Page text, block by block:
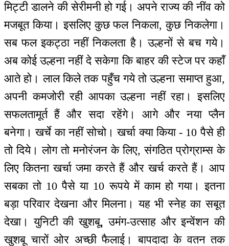
मिट्टी डालने की सेरीमनी हो गई। अपने राज्य की नींव को
मजबूत किया। इसलिए कुछ फल निकला, कुछ निकलेगा।
सब फल इकट्ठा नहीं निकलता है। उल्हनों से बच गये।
अब कोई उल्हना नहीं दे सकेगा कि बाहर की स्टेज पर कहाँ
आते हो। लाल किले तक पहुँच गये तो उल्हना समाप्त हुआ,
अपनी कमजोरी रही आपका उल्हना नहीं रहा। इसलिए
सफलतामूर्त हैं और सदा रहेंगे। आगे और नया प्लैन
बनेगा। खर्चे का नहीं सोचो। खर्चा क्या किया - 10 पैसे ही
तो दिये। लोग तो मनोरंजन के लिए, संगठित प्रोग्राम्स के
लिए कितना खर्चा जमा करते हैं और खर्च करते हैं। आप
सबका तो 10 पैसे या 10 रूपये में काम हो गया। इतना
बड़ा परिवार देखना और मिलना। यह भी स्नेह का सबूत
देखा। युनिटी की खुशबू, उमंग-उत्साह और इन्वेंशन की
खुशबू चारों ओर अच्छी फैलाई। बापदादा के वतन तक